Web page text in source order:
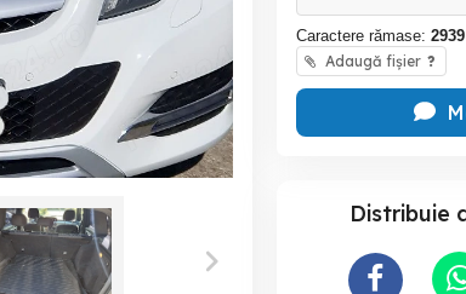
Caractere rămase: 2939
Adaugă fișier ?
Distribuie